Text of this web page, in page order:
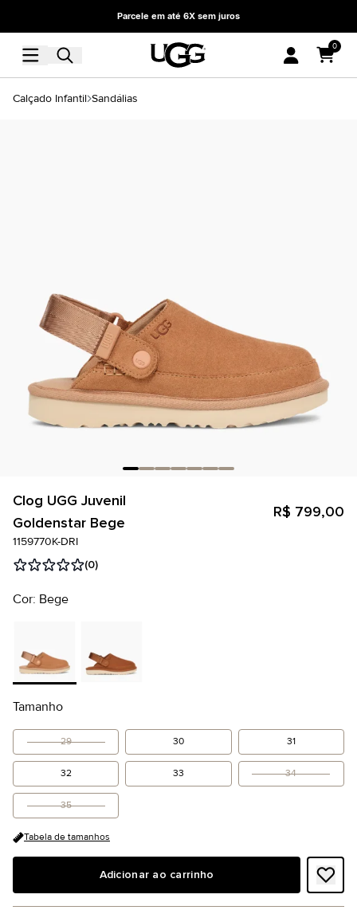
Parcele em até 6X sem juros
0
Calçado Infantil Sandálias
Clog UGG Juvenil
Goldenstar Bege
R$ 799,00
1159770K-DRI
(0)
Cor: Bege
Tamanho
29 30 31
32 33 34
35
Tabela de tamanhos
Adicionar ao carrinho